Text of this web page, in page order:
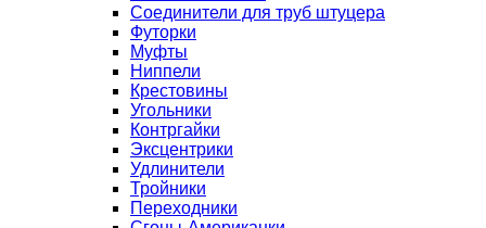
Соединители для труб штуцера
Футорки
Муфты
Ниппели
Крестовины
Угольники
Контргайки
Эксцентрики
Удлинители
Тройники
Переходники